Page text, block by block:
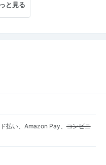
と見る
払い、Amazon Pay、コンビニ